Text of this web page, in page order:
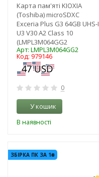
Карта пам'яті KIOXIA
(Toshiba) microSDXC
Exceria Plus G3 64GB UHS-I
U3 V30 A2 Class 10
(LMPL3M064GG2
Арт: LMPL3M064GG2
Код: 979146
0
У кошик
В наявності
ЗБІРКА ПК ЗА 1₴